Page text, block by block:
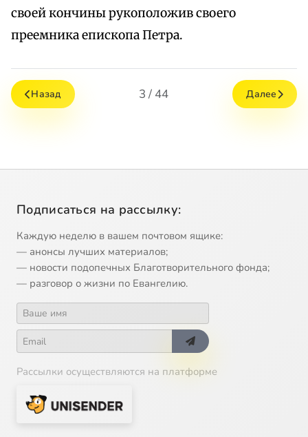
своей кончины рукоположив своего
преемника епископа Петра.
Назад 3 / 44 Далее
Подписаться на рассылку:
Каждую неделю в вашем почтовом ящике:
— анонсы лучших материалов;
— новости подопечных Благотворительного фонда;
— разговор о жизни по Евангелию.
Рассылки осуществляются на платформе